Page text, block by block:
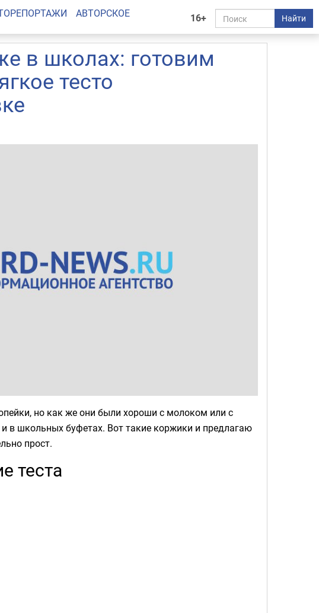
16+ Найти
АВТОРСКОЕ
в школах: готовим
тесто
но как же они были хороши с молоком или с
в школьных буфетах. Вот такие коржики и предлагаю
прост.
теста